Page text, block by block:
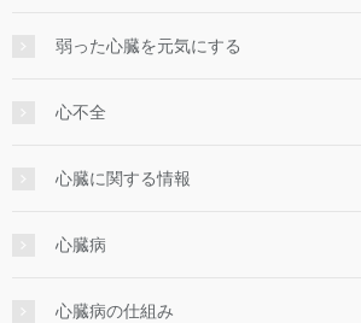
弱った心臓を元気にする
心不全
心臓に関する情報
心臓病
心臓病の仕組み